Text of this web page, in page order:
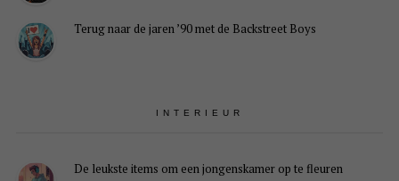
Terug naar de jaren ’90 met de Backstreet Boys
INTERIEUR
De leukste items om een jongenskamer op te fleuren